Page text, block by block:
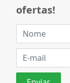
ofertas!